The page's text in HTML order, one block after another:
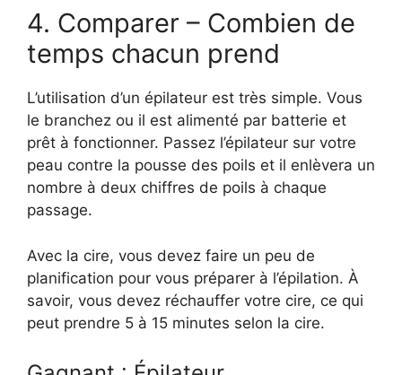
4. Comparer – Combien de
temps chacun prend
L’utilisation d’un épilateur est très simple. Vous
le branchez ou il est alimenté par batterie et
prêt à fonctionner. Passez l’épilateur sur votre
peau contre la pousse des poils et il enlèvera un
nombre à deux chiffres de poils à chaque
passage.
Avec la cire, vous devez faire un peu de
planification pour vous préparer à l’épilation. À
savoir, vous devez réchauffer votre cire, ce qui
peut prendre 5 à 15 minutes selon la cire.